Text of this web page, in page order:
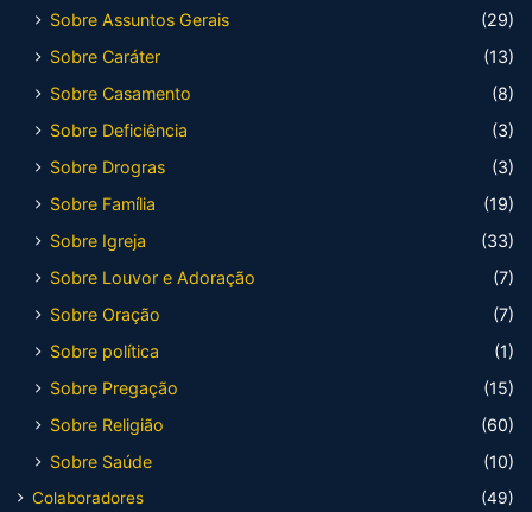
Sobre Assuntos Gerais
(29)
Sobre Caráter
(13)
Sobre Casamento
(8)
Sobre Deficiência
(3)
Sobre Drogras
(3)
Sobre Família
(19)
Sobre Igreja
(33)
Sobre Louvor e Adoração
(7)
Sobre Oração
(7)
Sobre política
(1)
Sobre Pregação
(15)
Sobre Religião
(60)
Sobre Saúde
(10)
Colaboradores (49)